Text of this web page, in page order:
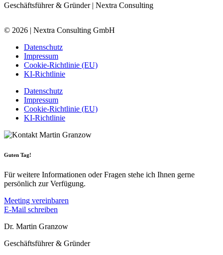
Geschäftsführer & Gründer | Nextra Consulting
© 2026 | Nextra Consulting GmbH
Datenschutz
Impressum
Cookie-Richtlinie (EU)
KI-Richtlinie
Datenschutz
Impressum
Cookie-Richtlinie (EU)
KI-Richtlinie
Guten Tag!
Für weitere Informationen oder Fragen stehe ich Ihnen gerne
persönlich zur Verfügung.
Meeting vereinbaren
E-Mail schreiben
Dr. Martin Granzow
Geschäftsführer & Gründer